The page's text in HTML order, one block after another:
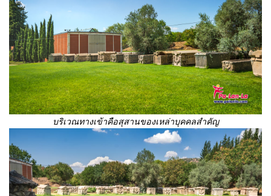
บริเวณทางเข้าคือสุสานของเหล่าบุคคลสำคัญ